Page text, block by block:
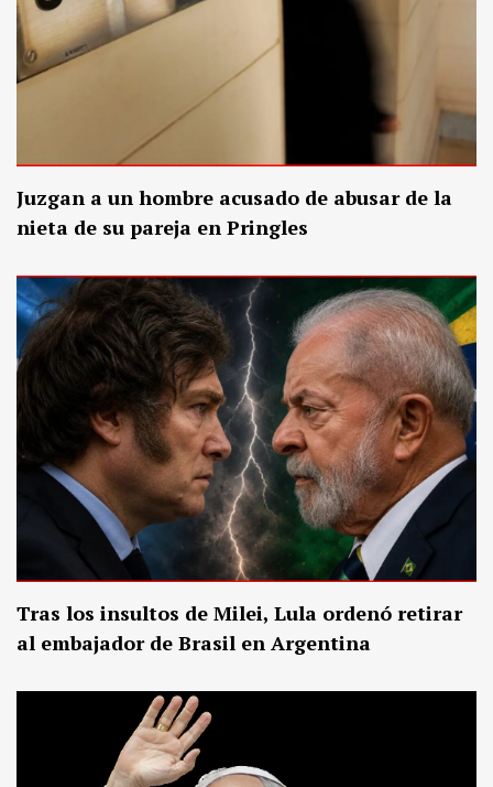
Juzgan a un hombre acusado de abusar de la
nieta de su pareja en Pringles
Tras los insultos de Milei, Lula ordenó retirar
al embajador de Brasil en Argentina